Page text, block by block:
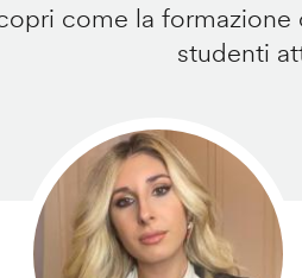
come la formazione
studenti